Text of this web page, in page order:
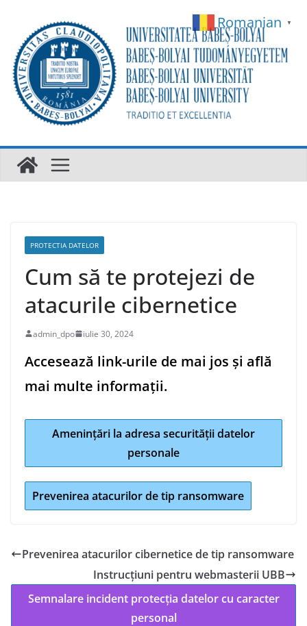
content
PROTECTIA DATELOR
Cum să te protejezi de
atacurile cibernetice
admin_dpo iulie 30, 2024
Accesează link-urile de mai jos și află
mai multe informații.
Amenințări la adresa securității datelor
personale
Prevenirea atacurilor de tip ransomware
Prevenirea atacurilor cibernetice de tip ransomware
Instrucțiuni pentru webmasterii UBB
Semnalare incident protecția datelor cu caracter
personal
Romanian ▼